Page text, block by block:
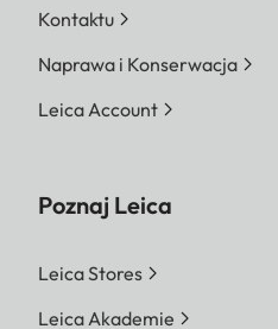
Kontaktu
Naprawa i Konserwacja
Leica Account
Poznaj Leica
Leica Stores
Leica Akademie